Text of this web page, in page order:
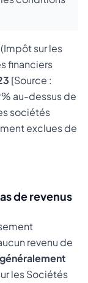
(Impôt sur les
financiers
[Source :
au-dessus de
sociétés
exclues de
de revenus
revenu de
généralement
les Sociétés